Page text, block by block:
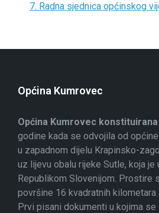
7. Radna sjednica općinskog
Općina Kumrovec
Općina Kumrovec
godine kada se odvojila od
u zapadnom dijelu Krapinsko-
uz lijevu obalu rijeke Sutle, koja je
Republikom Slovenijom. Prostire
površine 16 kvadratnih kilometara.
Prvi pisani dokumenti u kojima